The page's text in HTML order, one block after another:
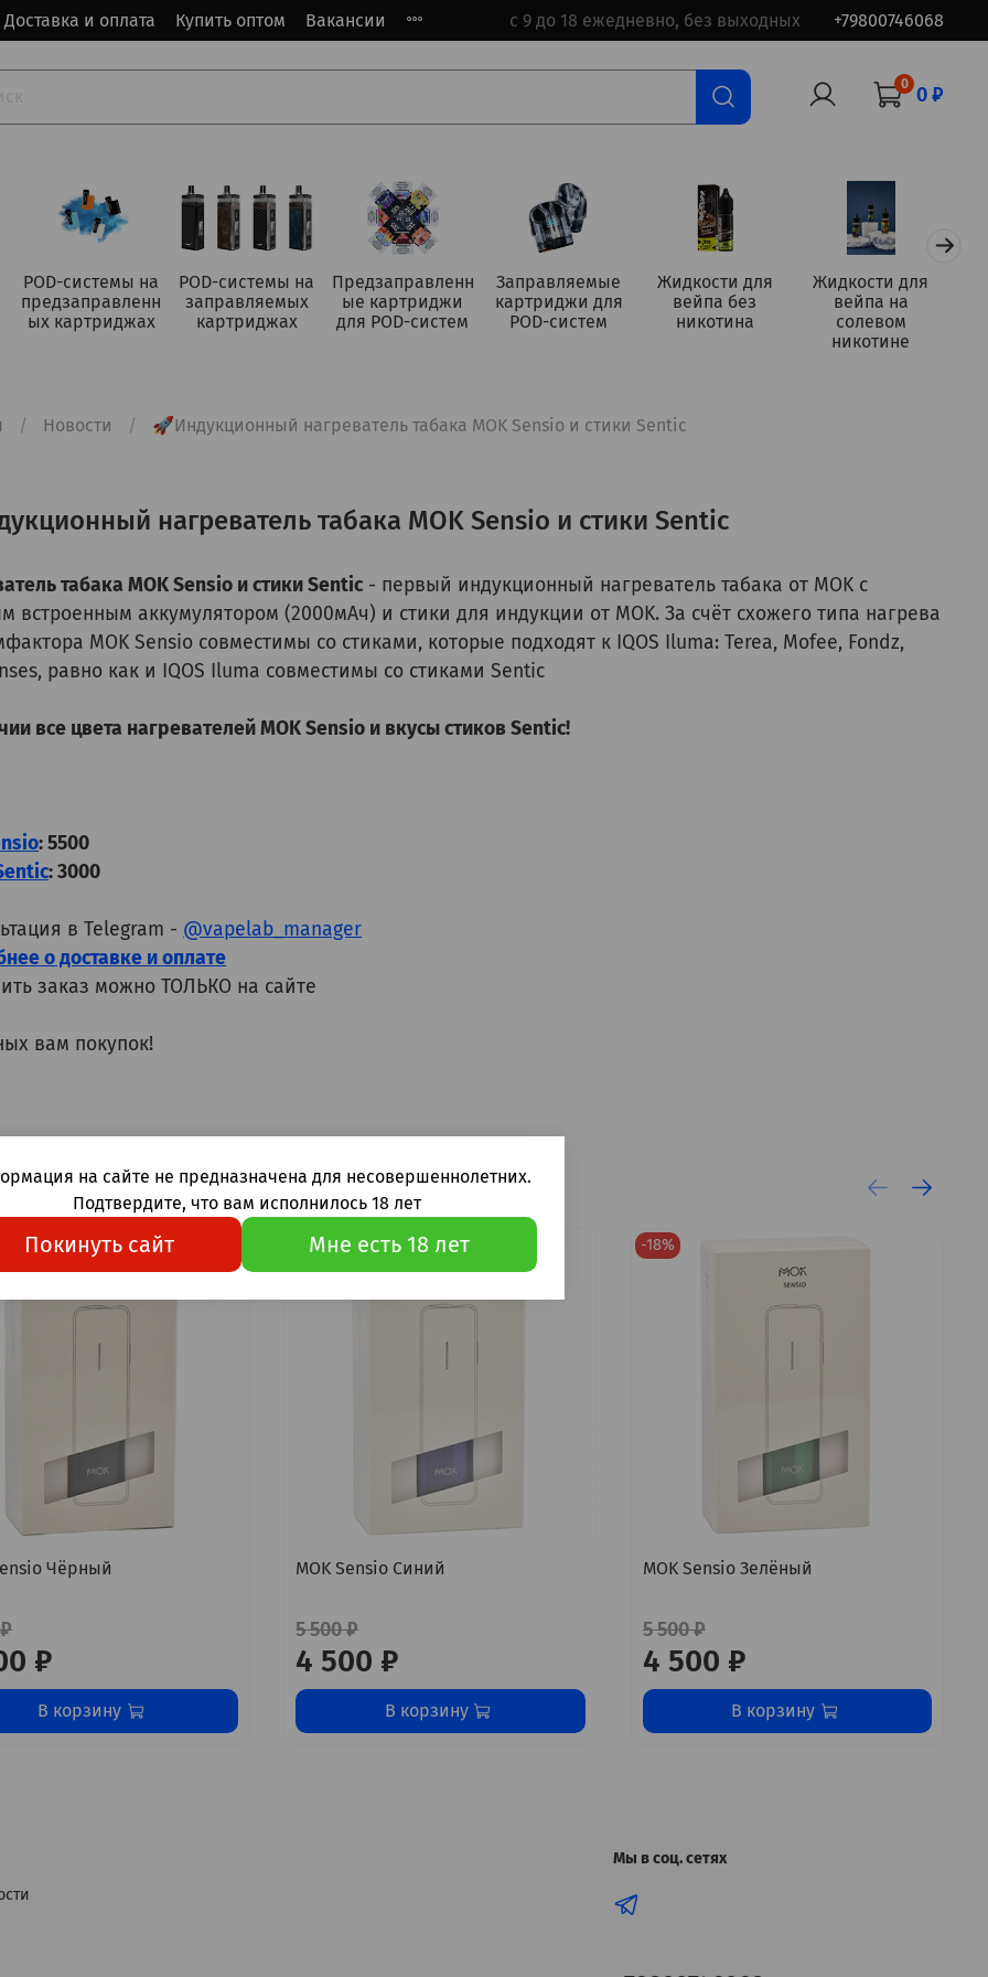
Доставка и оплата Купить оптом Вакансии с 9 до 18 ежедневно, без выходных +79800746068
0 0 ₽
POD-системы на
предзаправленн
ых картриджах
POD-системы на
заправляемых
картриджах
Предзаправленн
ые картриджи
для POD-систем
Заправляемые
картриджи для
POD-систем
Жидкости для
вейпа без
никотина
Жидкости для
вейпа на
солевом
никотине
Новости 🚀Индукционный нагреватель табака MOK Sensio и стики Sentic
нагреватель табака MOK Sensio и стики Sentic
табака MOK Sensio и стики Sentic - первый индукционный нагреватель табака от MOK с
встроенным аккумулятором (2000мАч) и стики для индукции от MOK. За счёт схожего типа нагрева
MOK Sensio совместимы со стиками, которые подходят к IQOS Iluma: Terea, Mofee, Fondz,
равно как и IQOS Iluma совместимы со стиками Sentic
все цвета нагревателей MOK Sensio и вкусы стиков Sentic!
: 5500
: 3000
в Telegram - @vapelab_manager
о доставке и оплате
заказ можно ТОЛЬКО на сайте
вам покупок!
упомянутые в статье
Чёрный
₽
В корзину
-18%
MOK Sensio Синий
5 500 ₽
4 500 ₽
В корзину
-18%
MOK Sensio Зелёный
5 500 ₽
4 500 ₽
В корзину
Мы в соц. сетях
на сайте не предназначена для несовершеннолетних.
Подтвердите, что вам исполнилось 18 лет
Покинуть сайт Мне есть 18 лет